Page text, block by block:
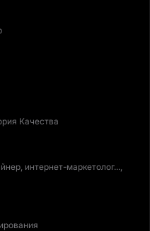
Качества
интернет-маркетолог...,